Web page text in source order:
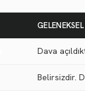
Dava
Belirsizdir.